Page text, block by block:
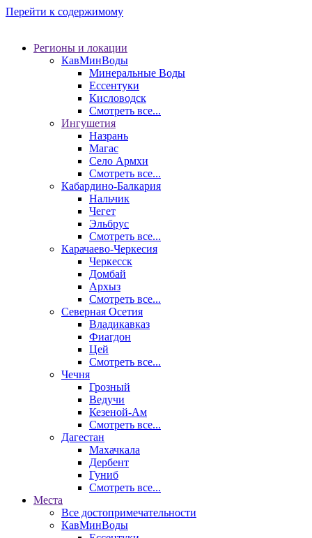
Перейти к содержимому
Регионы и локации
КавМинВоды
Минеральные Воды
Ессентуки
Кисловодск
Смотреть все...
Ингушетия
Назрань
Магас
Село Армхи
Смотреть все...
Кабардино-Балкария
Нальчик
Чегет
Эльбрус
Смотреть все...
Карачаево-Черкесия
Черкесск
Домбай
Архыз
Смотреть все...
Северная Осетия
Владикавказ
Фиагдон
Цей
Смотреть все...
Чечня
Грозный
Ведучи
Кезеной-Ам
Смотреть все...
Дагестан
Махачкала
Дербент
Гуниб
Смотреть все...
Места
Все достопримечательности
КавМинВоды